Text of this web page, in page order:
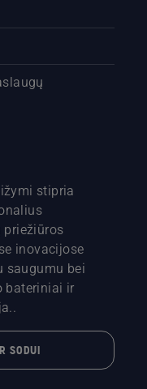
stipria
priežiūros
inovacijose
saugumu bei
bateriniai ir
SODUI